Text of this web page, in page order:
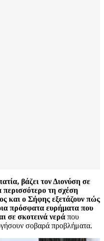
βάζει τον Διονύση σε
περισσότερο τη σχέση
και ο Σήφης εξετάζουν πώς
πρόσφατα ευρήματα που
σε σκοτεινά νερά που
σοβαρά προβλήματα.